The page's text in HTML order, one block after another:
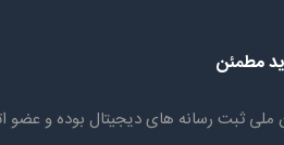
مطمئن
و نشان ملی ثبت رسانه های دیجیتال